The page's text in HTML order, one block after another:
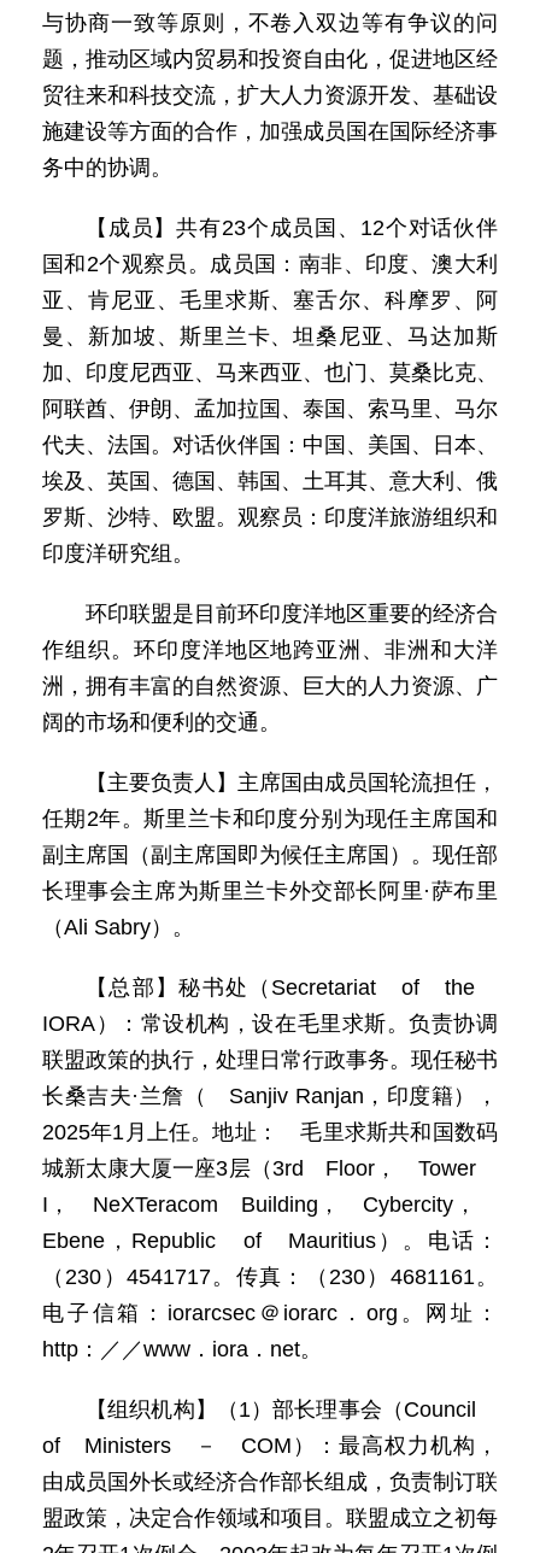
与协商一致等原则，不卷入双边等有争议的问
题，推动区域内贸易和投资自由化，促进地区经
贸往来和科技交流，扩大人力资源开发、基础设
施建设等方面的合作，加强成员国在国际经济事
务中的协调。
【成员】共有23个成员国、12个对话伙伴
国和2个观察员。成员国：南非、印度、澳大利
亚、肯尼亚、毛里求斯、塞舌尔、科摩罗、阿
曼、新加坡、斯里兰卡、坦桑尼亚、马达加斯
加、印度尼西亚、马来西亚、也门、莫桑比克、
阿联酋、伊朗、孟加拉国、泰国、索马里、马尔
代夫、法国。对话伙伴国：中国、美国、日本、
埃及、英国、德国、韩国、土耳其、意大利、俄
罗斯、沙特、欧盟。观察员：印度洋旅游组织和
印度洋研究组。
环印联盟是目前环印度洋地区重要的经济合
作组织。环印度洋地区地跨亚洲、非洲和大洋
洲，拥有丰富的自然资源、巨大的人力资源、广
阔的市场和便利的交通。
【主要负责人】主席国由成员国轮流担任，
任期2年。斯里兰卡和印度分别为现任主席国和
副主席国（副主席国即为候任主席国）。现任部
长理事会主席为斯里兰卡外交部长阿里·萨布里
（Ali Sabry）。
【总部】秘书处（Secretariat of the
IORA）：常设机构，设在毛里求斯。负责协调
联盟政策的执行，处理日常行政事务。现任秘书
长桑吉夫·兰詹（ Sanjiv Ranjan，印度籍），
2025年1月上任。地址： 毛里求斯共和国数码
城新太康大厦一座3层（3rd Floor， Tower
I， NeXTeracom Building， Cybercity，
Ebene，Republic of Mauritius）。电话：
（230）4541717。传真：（230）4681161。
电子信箱：iorarcsec＠iorarc．org。网址：
http：／／www．iora．net。
【组织机构】（1）部长理事会（Council
of Ministers － COM）：最高权力机构，
由成员国外长或经济合作部长组成，负责制订联
盟政策，决定合作领域和项目。联盟成立之初每